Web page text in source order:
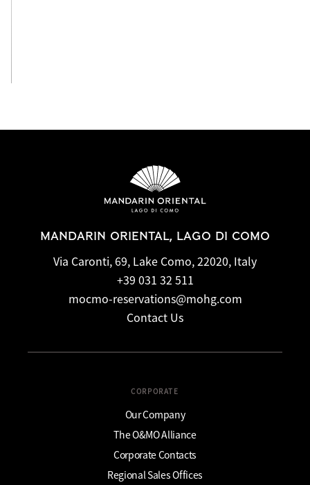
MANDARIN ORIENTAL, LAGO DI COMO
Via Caronti, 69, Lake Como, 22020, Italy
+39 031 32 511
mocmo-reservations@mohg.com
Contact Us
CORPORATE
Our Company
The O&MO Alliance
Corporate Contacts
Regional Sales Offices